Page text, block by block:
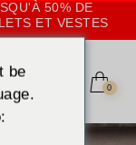
50% DE
ET VESTES
0
be